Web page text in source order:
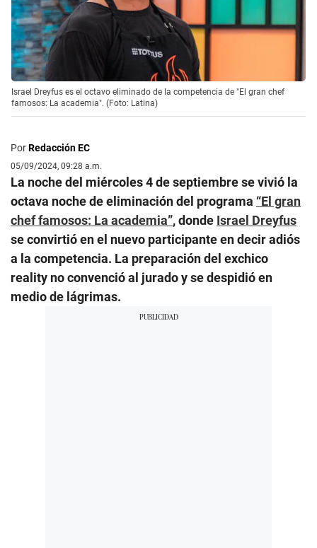
Israel Dreyfus es el octavo eliminado de la competencia de "El gran chef
famosos: La academia". (Foto: Latina)
PorRedacción EC
05/09/2024, 09:28 a.m.
La noche del miércoles 4 de septiembre se vivió la
octava noche de eliminación del programa “El gran
chef famosos: La academia”, donde Israel Dreyfus
se convirtió en el nuevo participante en decir adiós
a la competencia. La preparación del exchico
reality no convenció al jurado y se despidió en
medio de lágrimas.